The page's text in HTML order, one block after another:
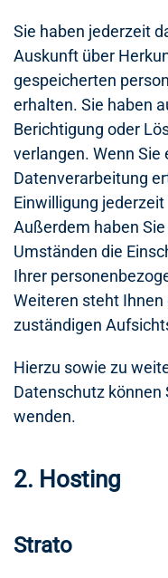
Sie haben jederzeit
Auskunft über
gespeicherten
erhalten. Sie haben
Berichtigung oder
verlangen. Wenn Sie
Datenverarbeitung
Einwilligung
Außerdem haben
Umständen die
Ihrer
Weiteren steht
zuständigen
Hierzu sowie zu
Datenschutz können
wenden.
2. Hosting
Strato